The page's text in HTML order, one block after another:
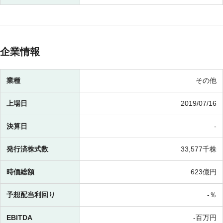
企業情報
業種 その他
上場日 2019/07/16
決算日 -
発行済株式数 33,577千株
時価総額 623億円
予想配当利回り -％
EBITDA -百万円